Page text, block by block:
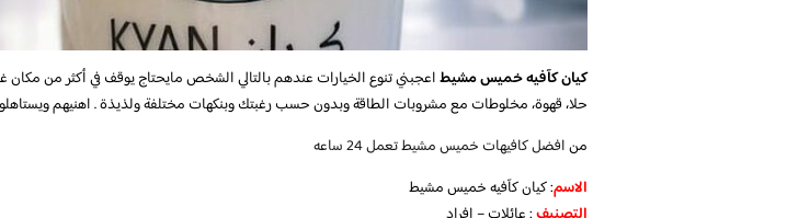
كيان كآفيه خميس مشيطاعجبني تنوع الخيارات عندهم بالتالي الشخص مايحتاج يوقف في أكثر من مكان
حلا، قهوة، مخلوطات مع مشروبات الطاقة وبدون حسب رغبتك وبنكهات مختلفة ولذيذة . اهنيهم
منافضل كافيهات خميس مشيط تعمل 24 ساعه
الاسم: كيان كآفيه خميس مشيط